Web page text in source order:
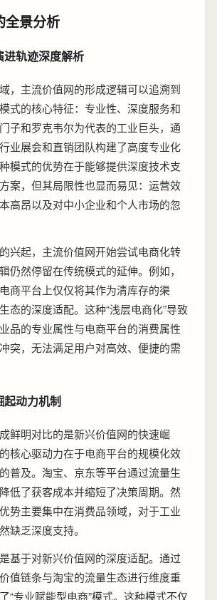
全景分析
进轨迹深度解析
，主流价值网的形成逻辑可以追溯到
式的核心特征：专业性、深度服务和
子和罗克韦尔为代表的工业巨头，通
业展会和直销团队构建了高度专业化
模式的优势在于能够提供深度技术支
案，但其局限性也显而易见：运营效
高昂以及对中小企业和个人市场的忽
兴起，主流价值网开始尝试电商化转
仍然停留在传统模式的延伸。例如，
商平台上仅仅将其作为清库存的渠
态的深度适配。这种“浅层电商化”导致
品的专业属性与电商平台的消费属性
突，无法满足用户对高效、便捷的需
起动力机制
鲜明对比的是新兴价值网的快速崛
核心驱动力在于电商平台的规模化效
普及。淘宝、京东等平台通过流量生
低了获客成本并缩短了决策周期。然
势主要集中在消费品领域，对于工业
缺乏深度支持。
基于对新兴价值网的深度适配。通过
值链条与淘宝的流量生态进行维度重
“专业赋能型电商”模式。这种模式不仅